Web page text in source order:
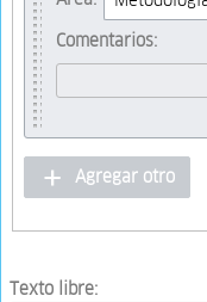
Comentarios:
Agregar otro
Texto libre: